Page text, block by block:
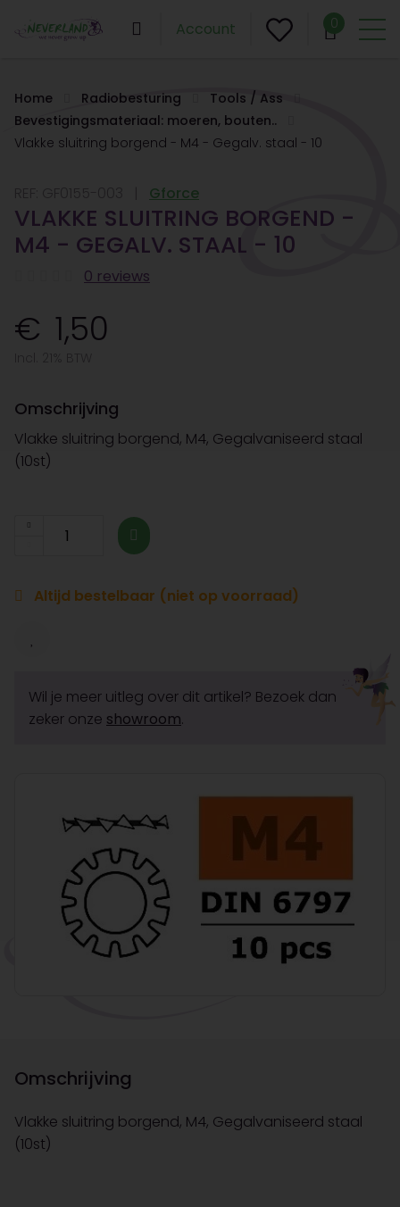
Account 0
Home Radiobesturing
Tools / Ass
Bevestigingsmateriaal: moeren, bouten..
Vlakke sluitring borgend - M4 - Gegalv. staal - 10
Gforce
VLAKKE SLUITRING BORGEND -
M4 - GEGALV. STAAL - 10
0 reviews
1,50
Omschrijving
Vlakke sluitring borgend, M4, Gegalvaniseerd staal
(10st)
Altijd bestelbaar (niet op voorraad)
Wil je meer uitleg over dit artikel? Bezoek dan
zeker onze showroom.
Omschrijving
Vlakke sluitring borgend, M4, Gegalvaniseerd staal
(10st)